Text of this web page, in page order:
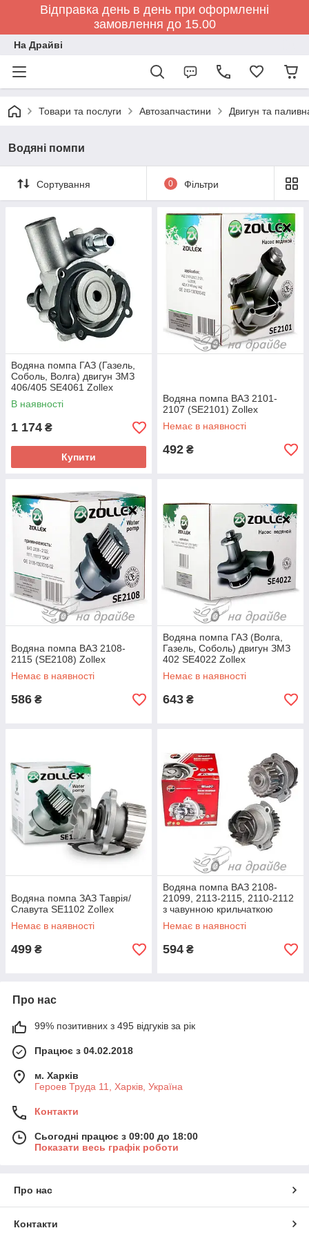
Відправка день в день при оформленні
замовлення до 15.00
На Драйві
Товари та послуги Автозапчастини Двигун та
Водяні помпи
Сортування 0 Фільтри
Водяна помпа ГАЗ (Газель,
Соболь, Волга) двигун ЗМЗ
406/405 SE4061 Zollex
В наявності
1 174 ₴
Купити
Водяна помпа ВАЗ 2101-
2107 (SE2101) Zollex
Немає в наявності
492 ₴
Водяна помпа ВАЗ 2108-
2115 (SE2108) Zollex
Немає в наявності
586 ₴
Водяна помпа ГАЗ (Волга,
Газель, Соболь) двигун ЗМЗ
402 SE4022 Zollex
Немає в наявності
643 ₴
Водяна помпа ЗАЗ Таврія/
Славута SE1102 Zollex
Немає в наявності
499 ₴
Водяна помпа ВАЗ 2108-
21099, 2113-2115, 2110-2112
з чавунною крильчаткою
Fenox
Немає в наявності
594 ₴
Про нас
99% позитивних з 495 відгуків за рік
Працює з 04.02.2018
м. Харків
Героев Труда 11, Харків, Україна
Контакти
Сьогодні працює з 09:00 до 18:00
Показати весь графік роботи
Про нас
Контакти